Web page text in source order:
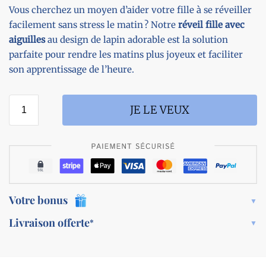
Vous cherchez un moyen d’aider votre fille à se réveiller
facilement sans stress le matin ? Notre réveil fille avec
aiguillesau design de lapin adorable est la solution
parfaite pour rendre les matins plus joyeux et faciliter
son apprentissage de l’heure.
JE LE VEUX
Votre bonus
Livraison offerte*